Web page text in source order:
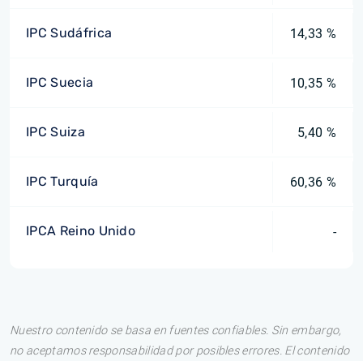
IPC Sudáfrica 14,33 %
IPC Suecia 10,35 %
IPC Suiza 5,40 %
IPC Turquía 60,36 %
IPCA Reino Unido -
Nuestro contenido se basa en fuentes confiables. Sin embargo,
no aceptamos responsabilidad por posibles errores. El contenido